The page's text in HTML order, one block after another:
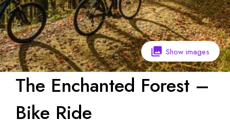
Show images
The Enchanted Forest –
Bike Ride